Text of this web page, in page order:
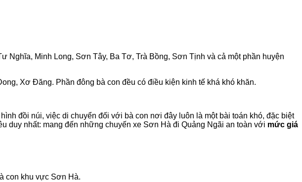
Nghĩa, Minh Long, Sơn Tây, Ba Tơ, Trà Bồng, Sơn Tịnh và cả một phần huyện
Xơ Đăng. Phần đông bà con đều có điều kiện kinh tế khá khó khăn.
đồi núi, việc di chuyển đối với bà con nơi đây luôn là một bài toán khó, đặc biệt
duy nhất: mang đến những chuyến xe Sơn Hà đi Quảng Ngãi an toàn với mức giá
con khu vực Sơn Hà.